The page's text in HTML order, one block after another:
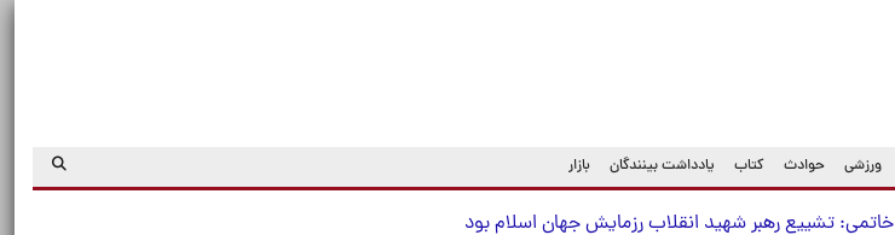
ورزشی حوادث کتاب یادداشت بینندگان بازار
خاتمی: تشییع رهبر شهید انقلاب رزمایش جهان اسلام بود